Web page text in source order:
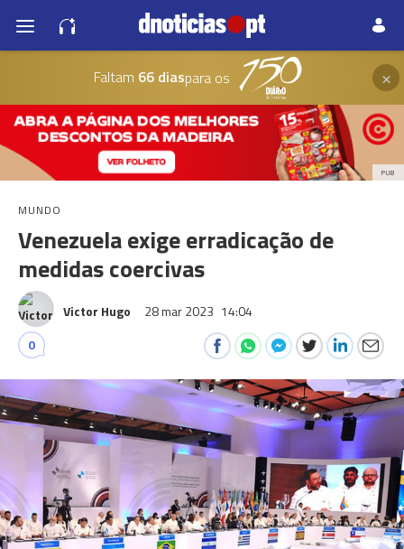
Faltam 66 diaspara os ×
PUB
MUNDO
Venezuela exige erradicação de
medidas coercivas
Victor Hugo 28 mar 2023 14:04
0